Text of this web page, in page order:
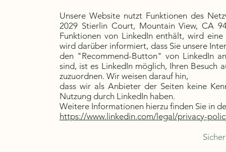
Unsere Website nutzt Funktionen des
2029 Stierlin Court, Mountain View, CA
Funktionen von LinkedIn enthält, wird
wird darüber informiert, dass Sie unsere
den "Recommend-Button" von LinkedIn
sind, ist es LinkedIn möglich, Ihren Besuch
zuzuordnen. Wir weisen darauf hin,
dass wir als Anbieter der Seiten keine
Nutzung durch LinkedIn haben.
Weitere Informationen hierzu finden Sie in
https://www.linkedin.com/legal/privacy-
Siche